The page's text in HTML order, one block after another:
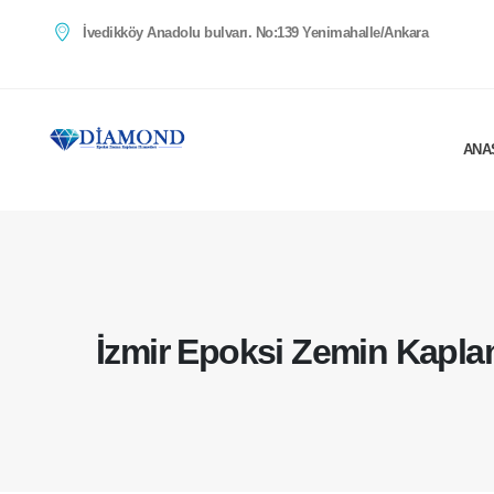
İvedikköy Anadolu bulvarı. No:139 Yenimahalle/Ankara
İzmir Epoksi Zemin